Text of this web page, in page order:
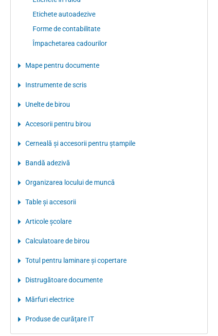
Etichete autoadezive
Forme de contabilitate
Împachetarea cadourilor
Mape pentru documente
Instrumente de scris
Unelte de birou
Accesorii pentru birou
Cerneală şi accesorii pentru ştampile
Bandă adezivă
Organizarea locului de muncă
Table şi accesorii
Articole şcolare
Calculatoare de birou
Totul pentru laminare şi copertare
Distrugătoare documente
Mărfuri electrice
Produse de curăţare IT